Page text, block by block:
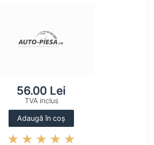
56.00 Lei
TVA inclus
Adaugă în coș